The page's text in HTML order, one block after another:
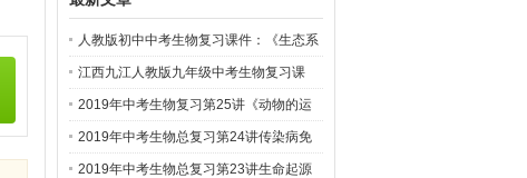
人教版初中中考生物复习课件：《生态系
统》
江西九江人教版九年级中考生物复习课
件： 《生物多样性 》
2019年中考生物复习第25讲《动物的运
动和行为》课件
2019年中考生物总复习第24讲传染病免
疫与健康课件
2019年中考生物总复习第23讲生命起源